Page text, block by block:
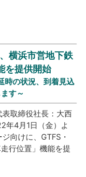
横浜市営地下鉄
を提供開始
時の状況、到着見込
す～
取締役社長：大西
年4月1日（金）よ
向けに、GTFS・
行位置」機能を提